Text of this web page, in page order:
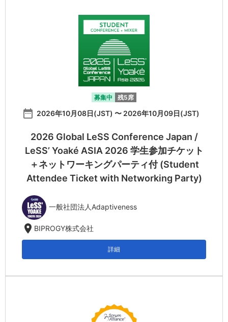
募集中 残5席
date_range 2026年10月08日(JST) 〜 2026年10月09日(JST)
2026 Global LeSS Conference Japan /
LeSS’ Yoaké ASIA 2026 学生参加チケット
＋ネットワーキングパーティ付 (Student
Attendee Ticket with Networking Party)
一般社団法人Adaptiveness
location_on BIPROGY株式会社
詳細